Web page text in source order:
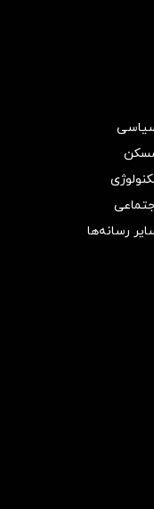
سیاسی
مسکن
رسانه‌‌ها